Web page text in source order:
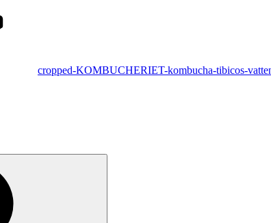
cropped-KOMBUCHERIET-kombucha-tibicos-